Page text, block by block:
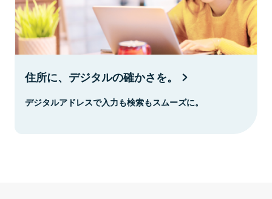
住所に、デジタルの確かさを。
デジタルアドレスで入力も検索もスムーズに。